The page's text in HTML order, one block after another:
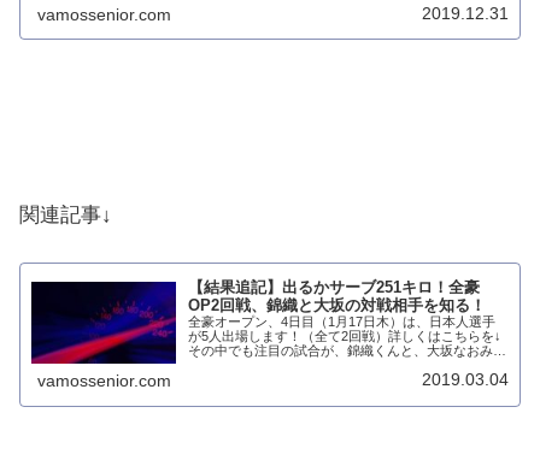
vamossenior.com 2019.12.31
関連記事↓
【結果追記】出るかサーブ251キロ！全豪
OP2回戦、錦織と大坂の対戦相手を知る！
全豪オープン、4日目（1月17日木）は、日本人選手
が5人出場します！（全て2回戦）詳しくはこちらを↓
その中でも注目の試合が、錦織くんと、大坂なおみち
手の情報をかき集め、観戦前に事前予習しておき...
vamossenior.com 2019.03.04